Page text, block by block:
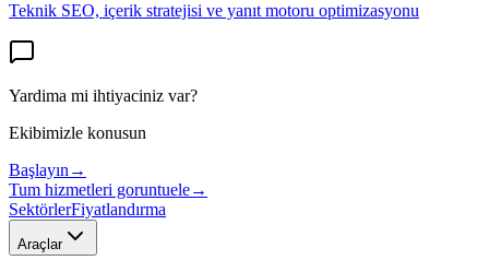
Teknik SEO, içerik stratejisi ve yanıt motoru optimizasyonu
Yardima mi ihtiyaciniz var?
Ekibimizle konusun
Başlayın →
Tum hizmetleri goruntuele→
SektörlerFiyatlandırma
Araçlar